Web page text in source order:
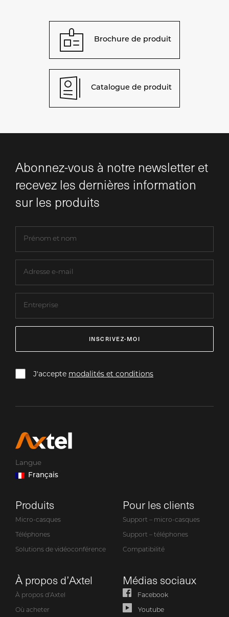
Brochure de produit
Catalogue de produit
Abonnez-vous à notre newsletter et
recevez les dernières information
sur les produits
INSCRIVEZ-MOI
J'accepte modalités et conditions
Langue
Français
Produits
Micro-casques
Téléphones
Solutions de vidéoconférence
Pour les clients
Support – micro-casques
Support – téléphones
Compatibilité
À propos d’Axtel
À propos d’Axtel
Où acheter
Médias sociaux
Facebook
Youtube